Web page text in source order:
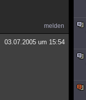
melden
03.07.2005 um 15:54